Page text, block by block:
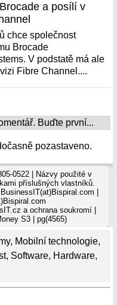
, Mobilní technologie,
, Software, Hardware,
a posílí v
chce společnost
Brocade
V podstatě má ale
Fibre Channel....
Buďte první...
pozastaveno.
0522 | Názvy použité v
příslušných vlastníků.
|
a ochrana soukromí|
S3 | pg(4565)